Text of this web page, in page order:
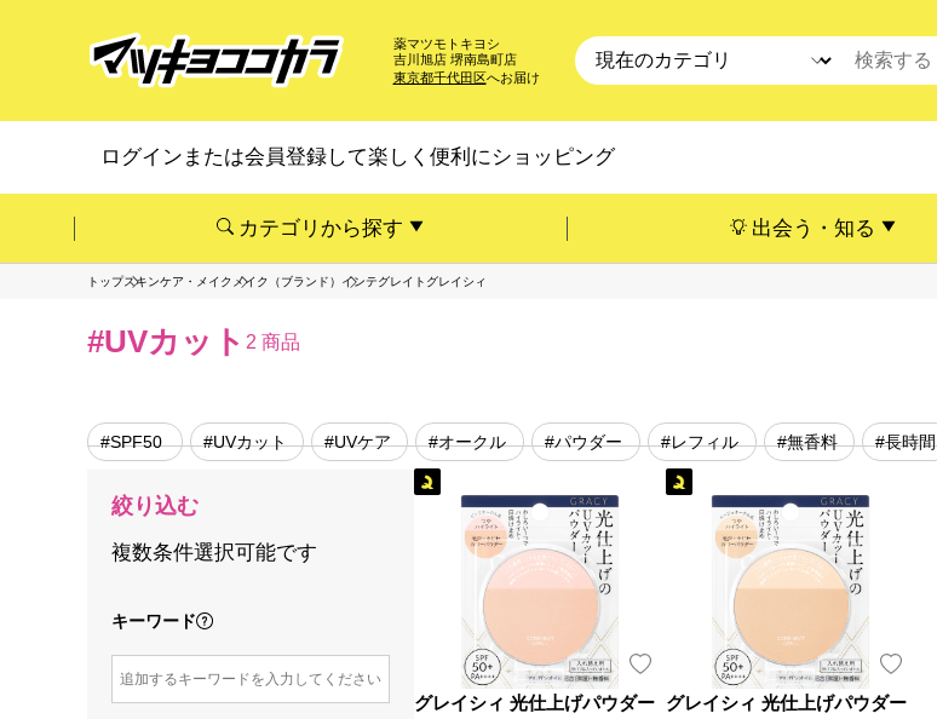
薬マツモトキヨシ
吉川旭店 堺南島町店
東京都千代田区へお届け
ログインまたは会員登録して楽しく便利にショッピング
カテゴリから探す 出会う・知る
トップスキンケア・メイク メイク（ブランド） インテグレイトグレイシィ
#UVカット 2 商品
#SPF50 #UVカット #UVケア #オークル #パウダー #レフィル #無香料 #長時間
絞り込む
複数条件選択可能です
キーワード
グレイシィ 光仕上げパウダー グレイシィ 光仕上げパウダー